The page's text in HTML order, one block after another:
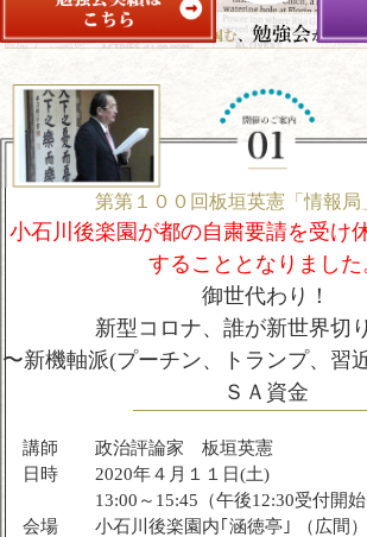
第第１００回板垣英憲「情報局
小石川後楽園が都の自粛要請を受け
することとなりました
御世代わり！
新型コロナ、誰が新世界切
〜新機軸派(プーチン、トランプ、習
ＳＡ資金
講師
政治評論家 板垣英憲
日時
2020年４月１１日(土)
13:00～15:45（午後12:30受付開始
会場
小石川後楽園内｢涵徳亭｣ （広間）